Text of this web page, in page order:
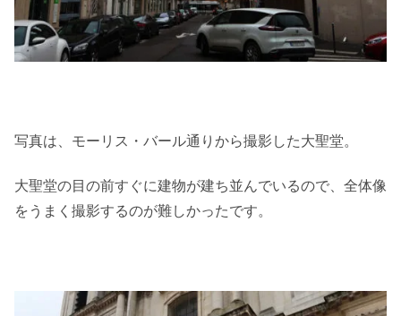
写真は、モーリス・バール通りから撮影した大聖堂。
大聖堂の目の前すぐに建物が建ち並んでいるので、全体像
をうまく撮影するのが難しかったです。